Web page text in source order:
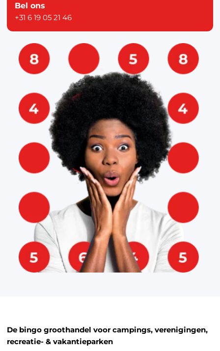
Bel ons
+31 6 19 05 21 46
De bingo groothandel voor campings, verenigingen,
recreatie- & vakantieparken